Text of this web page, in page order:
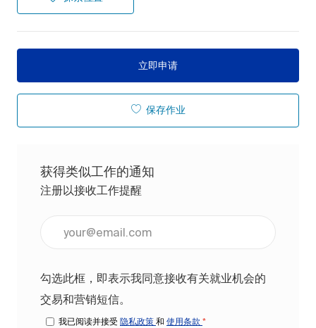
立即申请
保存作业
获得类似工作的通知
注册以接收工作提醒
勾选此框，即表示我同意接收有关就业机会的
交易和营销短信。
我已阅读并接受 隐私政策 和 使用条款 *